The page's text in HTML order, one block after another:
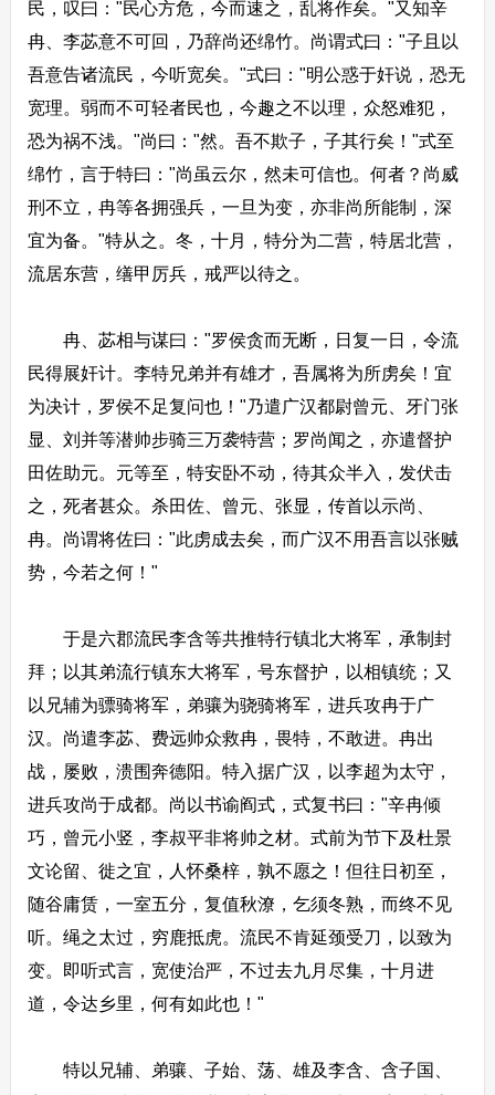
民，叹曰："民心方危，今而速之，乱将作矣。"又知辛
冉、李苾意不可回，乃辞尚还绵竹。尚谓式曰："子且以
吾意告诸流民，今听宽矣。"式曰："明公惑于奸说，恐无
宽理。弱而不可轻者民也，今趣之不以理，众怒难犯，
恐为祸不浅。"尚曰："然。吾不欺子，子其行矣！"式至
绵竹，言于特曰："尚虽云尔，然未可信也。何者？尚威
刑不立，冉等各拥强兵，一旦为变，亦非尚所能制，深
宜为备。"特从之。冬，十月，特分为二营，特居北营，
流居东营，缮甲厉兵，戒严以待之。
冉、苾相与谋曰："罗侯贪而无断，日复一日，令流
民得展奸计。李特兄弟并有雄才，吾属将为所虏矣！宜
为决计，罗侯不足复问也！"乃遣广汉都尉曾元、牙门张
显、刘并等潜帅步骑三万袭特营；罗尚闻之，亦遣督护
田佐助元。元等至，特安卧不动，待其众半入，发伏击
之，死者甚众。杀田佐、曾元、张显，传首以示尚、
冉。尚谓将佐曰："此虏成去矣，而广汉不用吾言以张贼
势，今若之何！"
于是六郡流民李含等共推特行镇北大将军，承制封
拜；以其弟流行镇东大将军，号东督护，以相镇统；又
以兄辅为骠骑将军，弟骧为骁骑将军，进兵攻冉于广
汉。尚遣李苾、费远帅众救冉，畏特，不敢进。冉出
战，屡败，溃围奔德阳。特入据广汉，以李超为太守，
进兵攻尚于成都。尚以书谕阎式，式复书曰："辛冉倾
巧，曾元小竖，李叔平非将帅之材。式前为节下及杜景
文论留、徙之宜，人怀桑梓，孰不愿之！但往日初至，
随谷庸赁，一室五分，复值秋潦，乞须冬熟，而终不见
听。绳之太过，穷鹿抵虎。流民不肯延颈受刀，以致为
变。即听式言，宽使治严，不过去九月尽集，十月进
道，令达乡里，何有如此也！"
特以兄辅、弟骧、子始、荡、雄及李含、含子国、